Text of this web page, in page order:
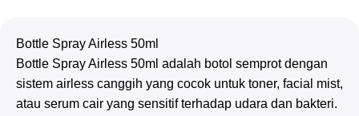
Bottle Spray Airless 50ml
Bottle Spray Airless 50ml adalah botol semprot dengan
sistem airless canggih yang cocok untuk toner, facial mist,
atau serum cair yang sensitif terhadap udara dan bakteri.